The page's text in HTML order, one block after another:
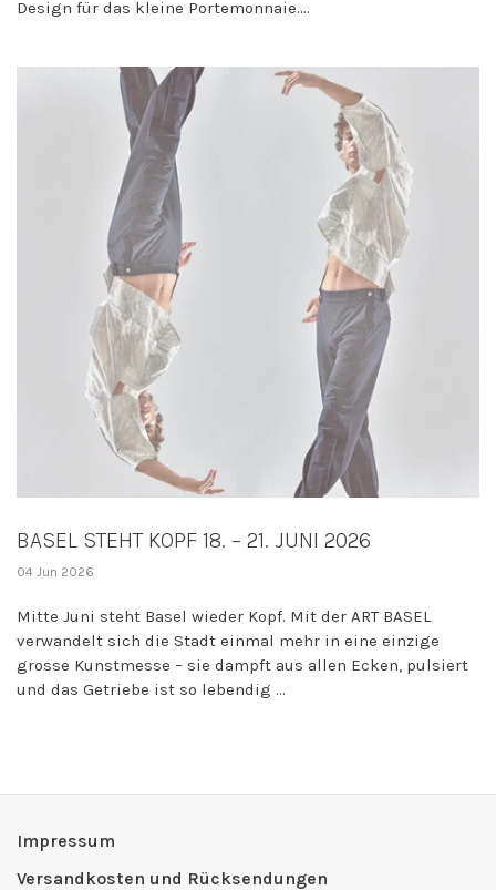
Design für das kleine Portemonnaie....
BASEL STEHT KOPF 18. – 21. JUNI 2026
04 Jun 2026
Mitte Juni steht Basel wieder Kopf. Mit der ART BASEL
verwandelt sich die Stadt einmal mehr in eine einzige
grosse Kunstmesse – sie dampft aus allen Ecken, pulsiert
und das Getriebe ist so lebendig ...
Impressum
Versandkosten und Rücksendungen